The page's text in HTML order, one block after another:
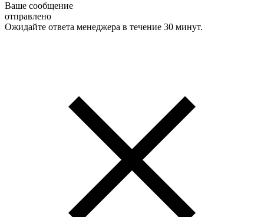
Ваше сообщение
отправлено
Ожидайте ответа менеджера в течение 30 минут.